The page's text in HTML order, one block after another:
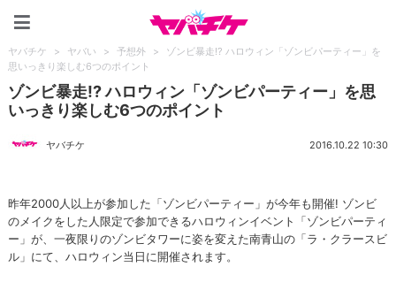
ヤバチケ > ヤバい > 予想外 >
ゾンビ暴走!? ハロウィン「ゾンビパーティー」を
思いっきり楽しむ6つのポイント
ゾンビ暴走!? ハロウィン「ゾンビパーティー」を思
いっきり楽しむ6つのポイント
ヤバチケ 2016.10.22 10:30
昨年2000人以上が参加した「ゾンビパーティー」が今年も開催! ゾンビ
のメイクをした人限定で参加できるハロウィンイベント「ゾンビパーティ
ー」が、一夜限りのゾンビタワーに姿を変えた南青山の「ラ・クラースビ
ル」にて、ハロウィン当日に開催されます。